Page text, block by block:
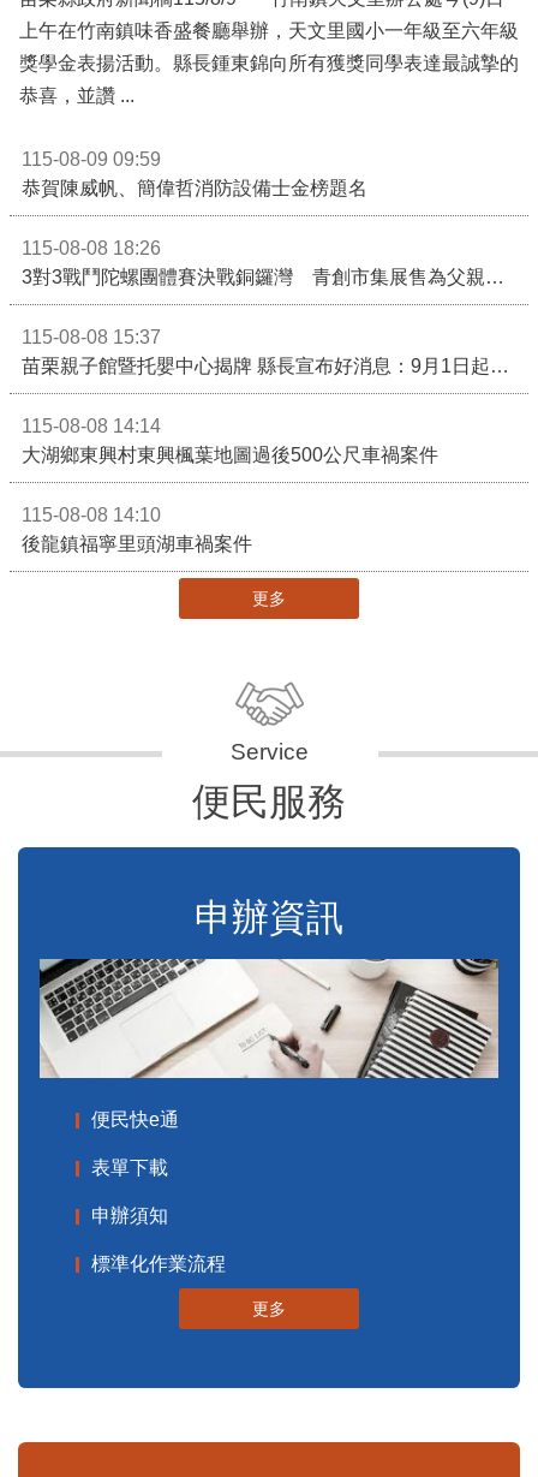
上午在竹南鎮味香盛餐廳舉辦，天文里國小一年級至六年級
獎學金表揚活動。縣長鍾東錦向所有獲獎同學表達最誠摯的
恭喜，並讚 ...
115-08-09 09:59
恭賀陳威帆、簡偉哲消防設備士金榜題名
115-08-08 18:26
3對3戰鬥陀螺團體賽決戰銅鑼灣 青創市集展售為父親節增添繽紛
115-08-08 15:37
苗栗親子館暨托嬰中心揭牌 縣長宣布好消息：9月1日起調降臨時托嬰費用
115-08-08 14:14
大湖鄉東興村東興楓葉地圖過後500公尺車禍案件
115-08-08 14:10
後龍鎮福寧里頭湖車禍案件
更多
便民服務
申辦資訊
便民快e通
表單下載
申辦須知
標準化作業流程
更多